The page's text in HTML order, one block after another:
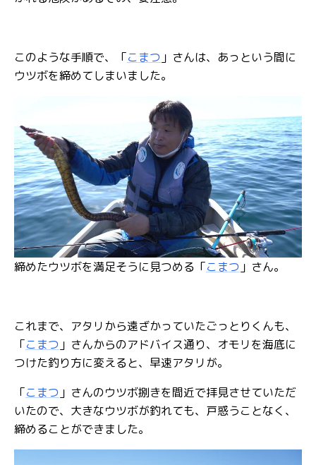
このような手順で、「こまつ 」さんは、あっという間に
ウツボを締めてしまいました。
締めたウツボを満足そうに見つめる「こまつ 」さん。
これまで、アタリから遠ざかっていたごっとりくんも、
「こまつ 」さんからのアドバイス通り、オモリを海底に
つけた釣り方に変えると、早速アタリが。
「こまつ 」さんのウツボ捌きを間近で拝見させていただ
いたので、大きなウツボが釣れても、戸惑うことなく、
締めることができました。